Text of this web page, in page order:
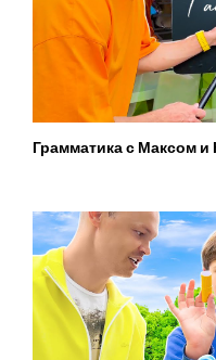
Грамматика с Максом и